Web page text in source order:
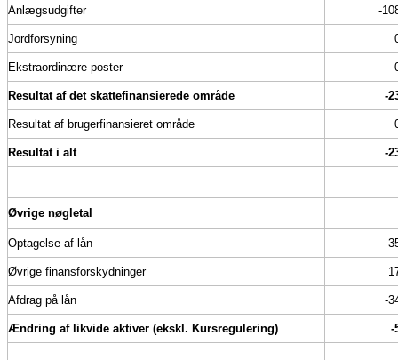
Anlægsudgifter -
Jordforsyning
Ekstraordinære poster
Resultat af det skattefinansierede område -
Resultat af brugerfinansieret område
Resultat i alt -
Øvrige nøgletal
Optagelse af lån
Øvrige finansforskydninger
Afdrag på lån -
Ændring af likvide aktiver (ekskl. Kursregulering) -